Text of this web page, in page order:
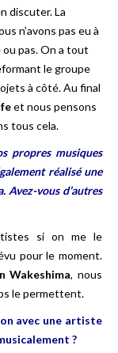
discuter. La
n’avons pas eu à
pas. On a tout
le groupe
à côté. Au final
et nous pensons
tous cela.
propres musiques
réalisé une
Avez-vous d’autres
si on me le
pour le moment.
Wakeshima, nous
le permettent.
avec une artiste
?